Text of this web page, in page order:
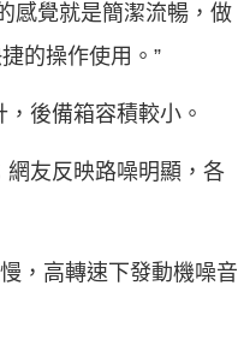
感覺就是簡潔流暢，做
的操作使用。”
後備箱容積較小。
友反映路噪明顯，各
，高轉速下發動機噪音